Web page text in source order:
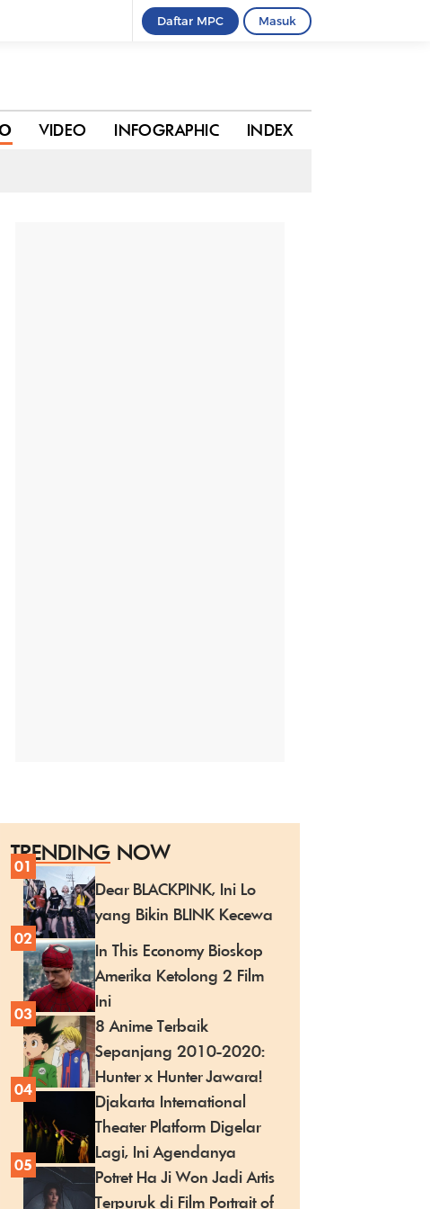
Daftar MPC Masuk
VIDEO INFOGRAPHIC
INDEX
0 komentar BAGIKAN
TRENDING NOW
01
Dear BLACKPINK, Ini Lo
yang Bikin BLINK Kecewa
02
In This Economy Bioskop
Amerika Ketolong 2 Film
Ini
03
8 Anime Terbaik
Sepanjang 2010-2020:
Hunter x Hunter Jawara!
04
Djakarta International
Theater Platform Digelar
Lagi, Ini Agendanya
05
Potret Ha Ji Won Jadi Artis
Terpuruk di Film Portrait of